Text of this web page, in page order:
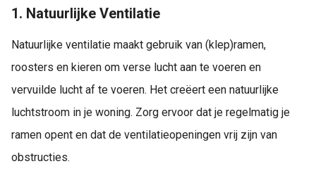
1. Natuurlijke Ventilatie
Natuurlijke ventilatie maakt gebruik van (klep)ramen,
roosters en kieren om verse lucht aan te voeren en
vervuilde lucht af te voeren. Het creëert een natuurlijke
luchtstroom in je woning. Zorg ervoor dat je regelmatig je
ramen opent en dat de ventilatieopeningen vrij zijn van
obstructies.